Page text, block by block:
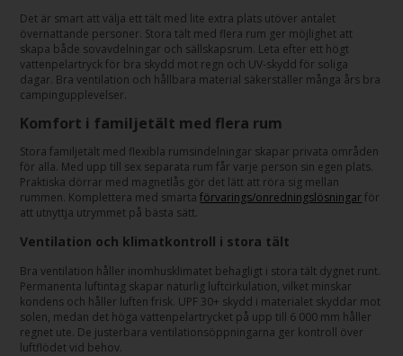
Det är smart att välja ett tält med lite extra plats utöver antalet
övernattande personer. Stora tält med flera rum ger möjlighet att
skapa både sovavdelningar och sällskapsrum. Leta efter ett högt
vattenpelartryck för bra skydd mot regn och UV-skydd för soliga
dagar. Bra ventilation och hållbara material säkerställer många års bra
campingupplevelser.
Komfort i familjetält med flera rum
Stora familjetält med flexibla rumsindelningar skapar privata områden
för alla. Med upp till sex separata rum får varje person sin egen plats.
Praktiska dörrar med magnetlås gör det lätt att röra sig mellan
rummen. Komplettera med smartaförvarings/onredningslösningarför
att utnyttja utrymmet på bästa sätt.
Ventilation och klimatkontroll i stora tält
Bra ventilation håller inomhusklimatet behagligt i stora tält dygnet runt.
Permanenta luftintag skapar naturlig luftcirkulation, vilket minskar
kondens och håller luften frisk. UPF 30+ skydd i materialet skyddar mot
solen, medan det höga vattenpelartrycket på upp till 6 000 mm håller
regnet ute. De justerbara ventilationsöppningarna ger kontroll över
luftflödet vid behov.